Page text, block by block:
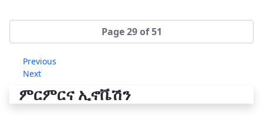
Page 29 of 51
Previous
Next
ምርምርና ኢኖቬሽን